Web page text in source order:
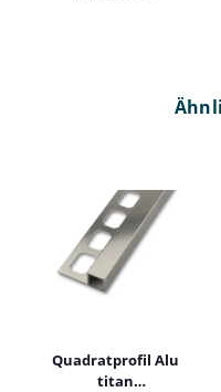
Quadratprofil Alu
titan